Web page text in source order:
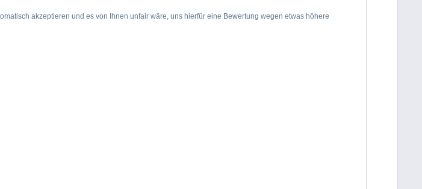
akzeptieren und es von Ihnen unfair wäre, uns hierfür eine Bewertung wegen etwas höhere